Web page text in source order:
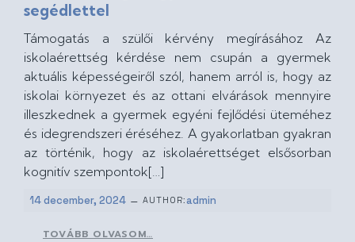
segédlettel
Támogatás a szülői kérvény megírásához Az
iskolaérettség kérdése nem csupán a gyermek
aktuális képességeiről szól, hanem arról is, hogy az
iskolai környezet és az ottani elvárások mennyire
illeszkednek a gyermek egyéni fejlődési üteméhez
és idegrendszeri éréséhez. A gyakorlatban gyakran
az történik, hogy az iskolaérettséget elsősorban
kognitív szempontok[…]
14 december, 2024 – AUTHOR:admin
TOVÁBB OLVASOM…